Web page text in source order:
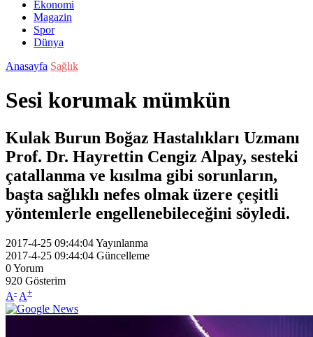
Ekonomi
Magazin
Spor
Dünya
Anasayfa Sağlık
Sesi korumak mümkün
Kulak Burun Boğaz Hastalıkları Uzmanı
Prof. Dr. Hayrettin Cengiz Alpay, sesteki
çatallanma ve kısılma gibi sorunların,
başta sağlıklı nefes olmak üzere çeşitli
yöntemlerle engellenebileceğini söyledi.
2017-4-25 09:44:04Yayınlanma
2017-4-25 09:44:04 Güncelleme
0Yorum
920 Gösterim
A- A+